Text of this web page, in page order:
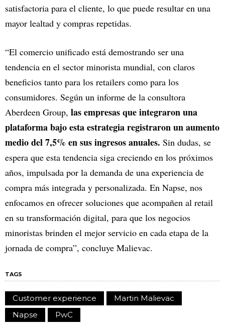
satisfactoria para el cliente, lo que puede resultar en una
mayor lealtad y compras repetidas.
“El comercio unificado está demostrando ser una
tendencia en el sector minorista mundial, con claros
beneficios tanto para los retailers como para los
consumidores. Según un informe de la consultora
Aberdeen Group, las empresas que integraron una
plataforma bajo esta estrategia registraron un aumento
medio del 7,5% en sus ingresos anuales. Sin dudas, se
espera que esta tendencia siga creciendo en los próximos
años, impulsada por la demanda de una experiencia de
compra más integrada y personalizada. En Napse, nos
enfocamos en ofrecer soluciones que acompañen al retail
en su transformación digital, para que los negocios
minoristas brinden el mejor servicio en cada etapa de la
jornada de compra”, concluye Malievac.
TAGS
Customer experience
Martin Malievac
Napse
PwC